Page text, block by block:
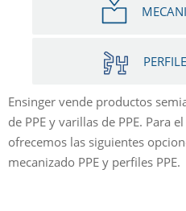
Ensinger vende productos
de PPE y varillas de PPE. Para
ofrecemos las siguientes
mecanizado PPE y perfiles PPE.